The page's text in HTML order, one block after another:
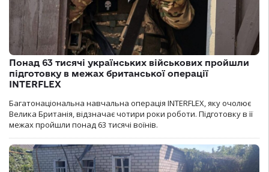
Понад 63 тисячі українських військових пройшли
підготовку в межах британської операції
INTERFLEX
Багатонаціональна навчальна операція INTERFLEX, яку очолює
Велика Британія, відзначає чотири роки роботи. Підготовку в її
межах пройшли понад 63 тисячі воїнів.